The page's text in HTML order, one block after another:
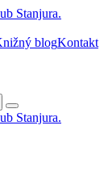
blogKontakt